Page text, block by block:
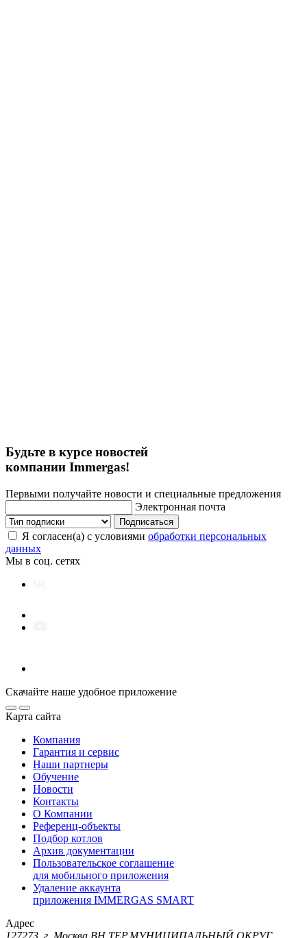
Будьте в курсе новостей
компании Immergas!
Первыми получайте новости и специальные предложения
Электронная почта
Подписаться
Я согласен(а) с условиями обработки персональных
данных
Мы в соц. сетях
Скачайте наше удобное приложение
Карта сайта
Компания
Гарантия и сервис
Наши партнеры
Обучение
Новости
Контакты
О Компании
Референц-объекты
Подбор котлов
Архив документации
Пользовательское соглашение
для мобильного приложения
Удаление аккаунта
приложения IMMERGAS SMART
Адрес
127273, г. Москва ВН.ТЕР.МУНИЦИПАЛЬНЫЙ ОКРУГ